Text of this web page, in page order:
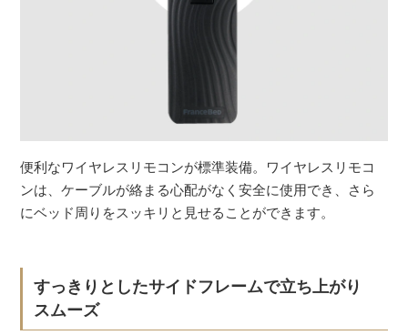
便利なワイヤレスリモコンが標準装備。ワイヤレスリモコ
ンは、ケーブルが絡まる心配がなく安全に使用でき、さら
にベッド周りをスッキリと見せることができます。
すっきりとしたサイドフレームで立ち上がり
スムーズ